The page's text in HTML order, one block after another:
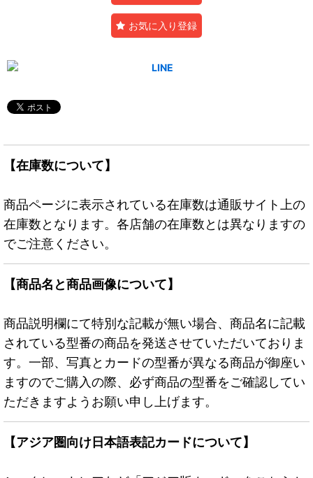
お気に入り登録
【在庫数について】
商品ページに表示されている在庫数は通販サイト上の
在庫数となります。各店舗の在庫数とは異なりますの
でご注意ください。
【商品名と商品画像について】
商品説明欄にて特別な記載が無い場合、商品名に記載
されている型番の商品を発送させていただいておりま
す。一部、写真とカードの型番が異なる商品が御座い
ますのでご購入の際、必ず商品の型番をご確認してい
ただきますようお願い申し上げます。
【アジア圏向け日本語表記カードについて】